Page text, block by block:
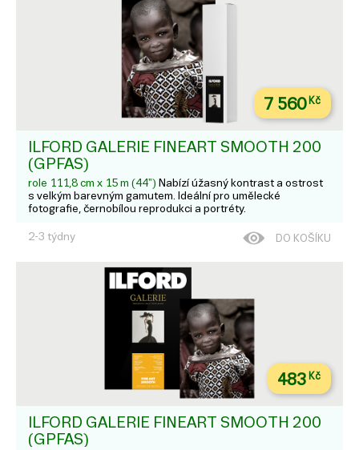
7 560Kč
ILFORD GALERIE FINEART SMOOTH 200
(GPFAS)
role 111,8 cm x 15 m (44") Nabízí úžasný kontrast a ostrost
s velkým barevným gamutem. Ideální pro umělecké
fotografie, černobílou reprodukci a portréty.
2-3 týdny DO KOŠÍKU
483 Kč
ILFORD GALERIE FINEART SMOOTH 200
(GPFAS)